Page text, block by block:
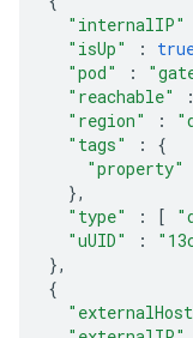
"internalIP"
"isUp"
:
"pod"
:
"reachable"
:
"region"
:
"tags"
:
{
"property"
},
"type"
: [
"uUID"
:
},
{